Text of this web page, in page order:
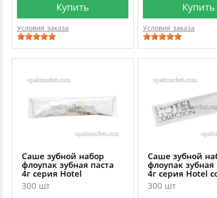
Купить
Условия заказа
Купить
Условия заказа
Саше зубной набор
флоупак зубная паста
4г серия Hotel
300 шт
Саше зубной
флоупак зубная
4г серия Hotel
300 шт